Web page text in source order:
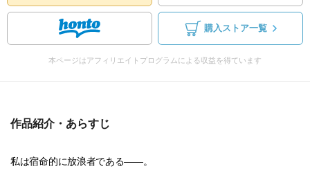
購入ストア一覧
本ページはアフィリエイトプログラムによる収益を得ています
作品紹介・あらすじ
私は宿命的に放浪者である――。